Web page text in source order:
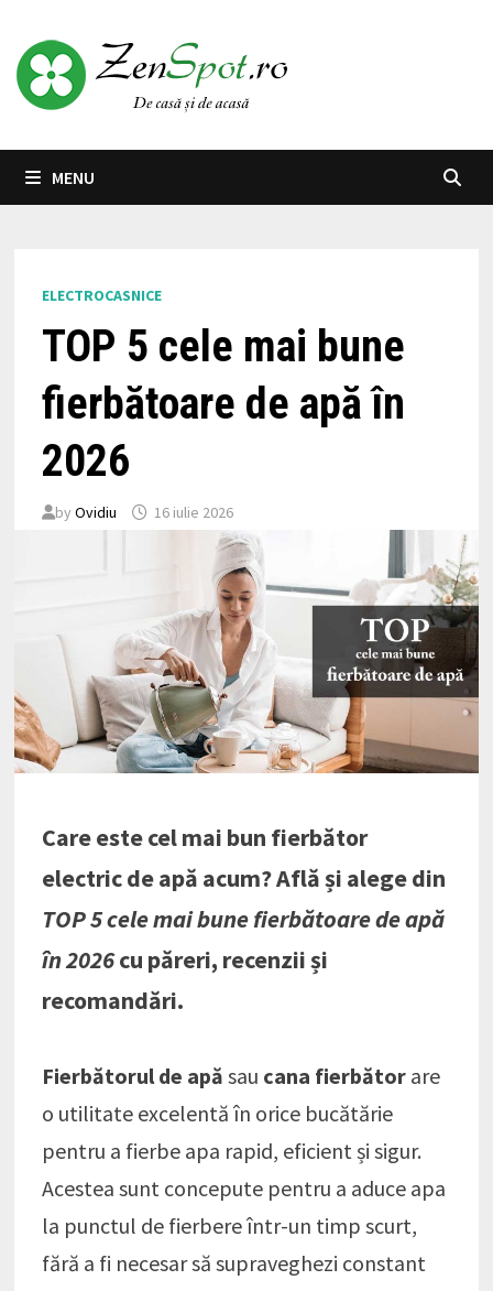
content
MENU
ELECTROCASNICE
TOP 5 cele mai bune
fierbătoare de apă în
2026
by Ovidiu 16 iulie 2026
Care este cel mai bun fierbător
electric de apă acum? Află și alege din
TOP 5 cele mai bune fierbătoare de apă
în 2026cu păreri, recenzii și
recomandări.
Fierbătorul de apă sau cana fierbătorare
o utilitate excelentă în orice bucătărie
pentru a fierbe apa rapid, eficient și sigur.
Acestea sunt concepute pentru a aduce apa
la punctul de fierbere într-un timp scurt,
fără a fi necesar să supraveghezi constant